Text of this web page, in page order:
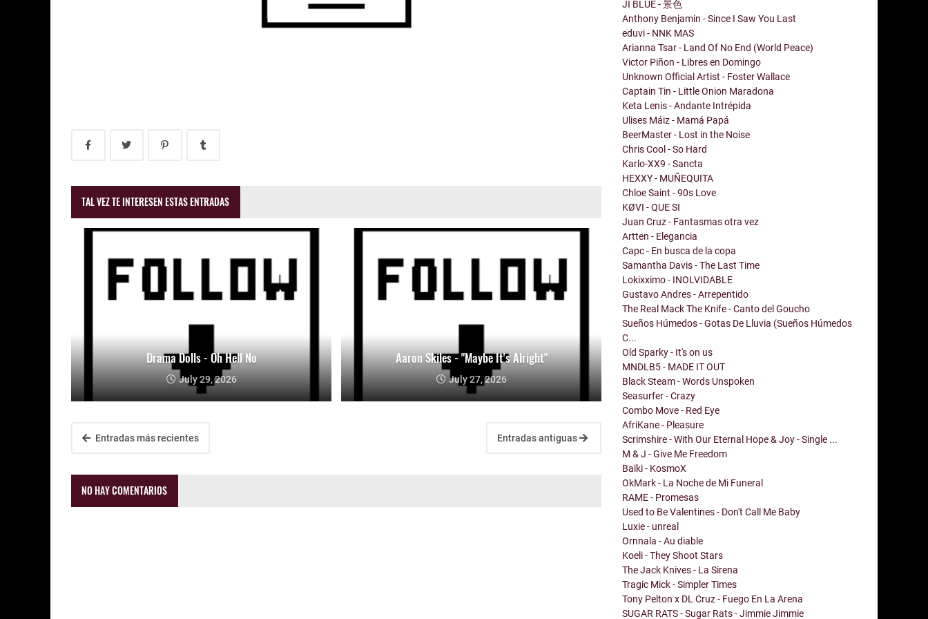
TAL VEZ TE INTERESEN ESTAS ENTRADAS
Drama Dolls - Oh Hell No
July 29, 2026
Aaron Skiles - "Maybe It's Alright"
July 27, 2026
Entradas más recientes Entradas antiguas
NO HAY COMENTARIOS
JI BLUE - 景色
Anthony Benjamin - Since I Saw You Last
eduvi - NNK MAS
Arianna Tsar - Land Of No End (World Peace)
Victor Piñon - Libres en Domingo
Unknown Official Artist - Foster Wallace
Captain Tin - Little Onion Maradona
Keta Lenis - Andante Intrépida
Ulises Máiz - Mamá Papá
BeerMaster - Lost in the Noise
Chris Cool - So Hard
Karlo-XX9 - Sancta
HEXXY - MUÑEQUITA
Chloe Saint - 90s Love
KØVI - QUE SI
Juan Cruz - Fantasmas otra vez
Artten - Elegancia
Capc - En busca de la copa
Samantha Davis - The Last Time
Lokixximo - INOLVIDABLE
Gustavo Andres - Arrepentido
The Real Mack The Knife - Canto del Goucho
Sueños Húmedos - Gotas De Lluvia (Sueños Húmedos
C...
Old Sparky - It's on us
MNDLB5 - MADE IT OUT
Black Steam - Words Unspoken
Seasurfer - Crazy
Combo Move - Red Eye
AfriKane - Pleasure
Scrimshire - With Our Eternal Hope & Joy - Single ...
M & J - Give Me Freedom
Baïki - KosmoX
OkMark - La Noche de Mi Funeral
RAME - Promesas
Used to Be Valentines - Don't Call Me Baby
Luxie - unreal
Ornnala - Au diable
Koeli - They Shoot Stars
The Jack Knives - La Sirena
Tragic Mick - Simpler Times
Tony Pelton x DL Cruz - Fuego En La Arena
SUGAR RATS - Sugar Rats - Jimmie Jimmie